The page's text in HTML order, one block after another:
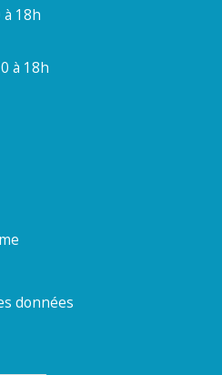
18h
à 18h
données